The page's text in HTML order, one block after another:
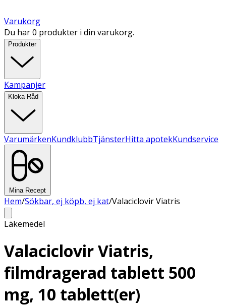
Varukorg
Du har 0 produkter i din varukorg.
Produkter
Kampanjer
Kloka Råd
VarumärkenKundklubbTjänsterHitta apotekKundservice
Mina Recept
Hem/Sökbar, ej köpb, ej kat/Valaciclovir Viatris
Läkemedel
Valaciclovir Viatris,
filmdragerad tablett 500
mg, 10 tablett(er)